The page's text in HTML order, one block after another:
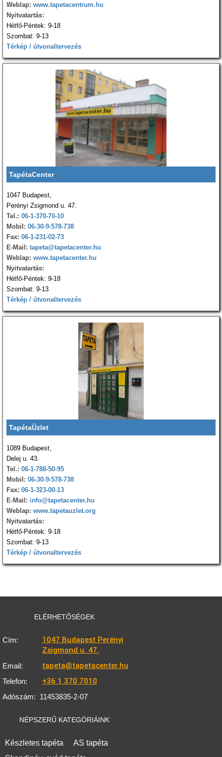
Weblap: www.tapetacentrum.hu
Nyitvatartás:
Hétfő-Péntek: 9-18
Szombat: 9-13
Térkép / útvonaltervezés
TapétaCenter
1047 Budapest,
Perényi Zsigmond u. 47.
Tel.: 06-1-370-70-10
Mobil: 06-30-9-578-738
Fax: 06-1-231-02-73
E-Mail: tapeta@tapetacenter.hu
Weblap: www.tapetacenter.hu
Nyitvatartás:
Hétfő-Péntek: 9-18
Szombat: 9-13
Térkép / útvonaltervezés
TapétaÜzlet
1089 Budapest,
Delej u. 43.
Tel.: 06-1-788-50-95
Mobil: 06-30-9-578-738
Fax: 06-1-323-00-13
E-Mail: info@tapetacenter.hu
Weblap: www.tapetauzlet.org
Nyitvatartás:
Hétfő-Péntek: 9-18
Szombat: 9-13
Térkép / útvonaltervezés
ELÉRHETŐSÉGEK
Cím:
1047 Budapest Perényi
Zsigmond u. 47.
Email: tapeta@tapetacenter.hu
Telefon: +36 1 370 7010
Adószám: 11453835-2-07
NÉPSZERŰ KATEGÓRIÁINK
Készletes tapéta
AS tapéta